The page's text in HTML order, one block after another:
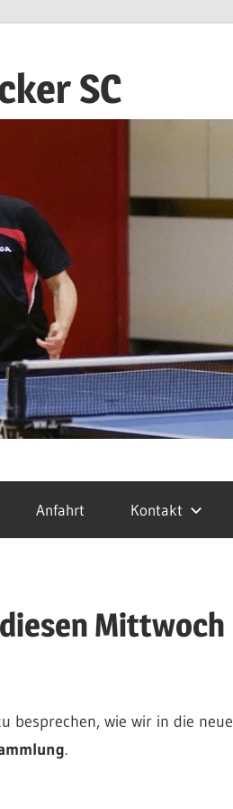
SC
Anfahrt Kontakt
Mittwoch
besprechen, wie wir in die neue
.